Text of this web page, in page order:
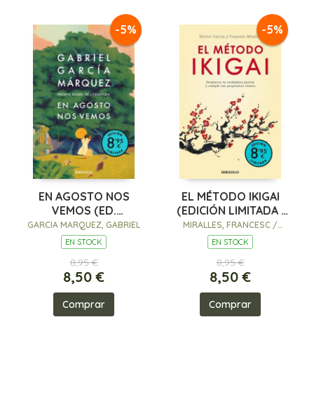
-5%
EN AGOSTO NOS
VEMOS (ED.
LIMITADA)
GARCIA MARQUEZ, GABRIEL
EN STOCK
8,95 €
8,50 €
Comprar
-5%
EL MÉTODO IKIGAI
(EDICIÓN LIMITADA ·
VERANO)
MIRALLES, FRANCESC /
GARCÍA (KIRAI), HÉCTOR
EN STOCK
8,95 €
8,50 €
Comprar